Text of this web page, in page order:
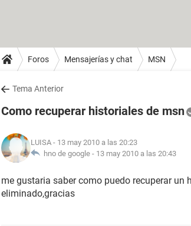
Foros Mensajerías y chat MSN
Tema Anterior
Como recuperar historiales de msn
LUISA - 13 may 2010 a las 20:23
hno de google - 13 may 2010 a las 20:43
me gustaria saber como puedo recuperar un
eliminado,gracias